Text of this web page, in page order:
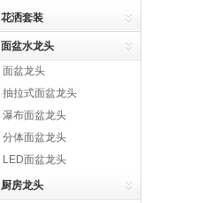
花洒套装
面盆水龙头
面盆龙头
抽拉式面盆龙头
瀑布面盆龙头
分体面盆龙头
LED面盆龙头
厨房龙头